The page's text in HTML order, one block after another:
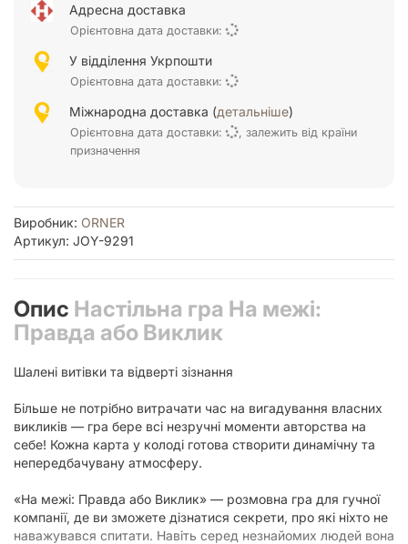
Адресна доставка
Орієнтовна дата доставки:
У відділення Укрпошти
Орієнтовна дата доставки:
Міжнародна доставка (детальніше)
Орієнтовна дата доставки:
, залежить від країни
призначення
Виробник: ORNER
Артикул: JOY-9291
Опис Настільна гра На межі:
Правда або Виклик
Шалені витівки та відверті зізнання
Більше не потрібно витрачати час на вигадування власних
викликів — гра бере всі незручні моменти авторства на
себе! Кожна карта у колоді готова створити динамічну та
непередбачувану атмосферу.
«На межі: Правда або Виклик» — розмовна гра для гучної
компанії, де ви зможете дізнатися секрети, про які ніхто не
наважувався спитати. Навіть серед незнайомих людей вона